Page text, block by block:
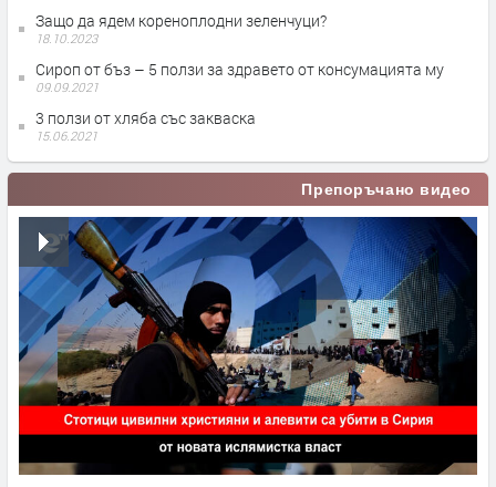
Защо да ядем кореноплодни зеленчуци?
18.10.2023
Сироп от бъз – 5 ползи за здравето от консумацията му
09.09.2021
3 ползи от хляба със закваска
15.06.2021
Препоръчано видео